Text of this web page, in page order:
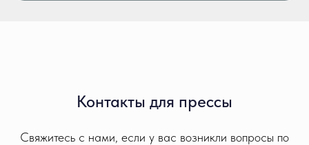
Контакты для прессы
Свяжитесь с нами, если у вас возникли вопросы по